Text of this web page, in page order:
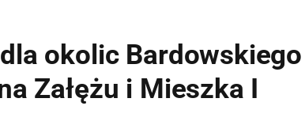
okolic Bardowskiego
Załężu i Mieszka I